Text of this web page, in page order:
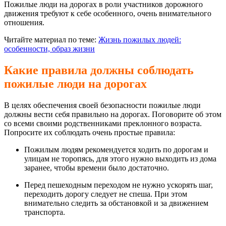
Пожилые люди на дорогах в роли участников дорожного
движения требуют к себе особенного, очень внимательного
отношения.
Читайте материал по теме: Жизнь пожилых людей:
особенности, образ жизни
Какие правила должны соблюдать
пожилые люди на дорогах
В целях обеспечения своей безопасности пожилые люди
должны вести себя правильно на дорогах. Поговорите об этом
со всеми своими родственниками преклонного возраста.
Попросите их соблюдать очень простые правила:
Пожилым людям рекомендуется ходить по дорогам и
улицам не торопясь, для этого нужно выходить из дома
заранее, чтобы времени было достаточно.
Перед пешеходным переходом не нужно ускорять шаг,
переходить дорогу следует не спеша. При этом
внимательно следить за обстановкой и за движением
транспорта.